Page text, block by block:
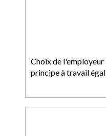
Choix de
principe à travail